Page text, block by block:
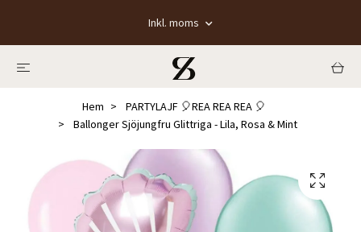
Inkl. moms
Hem
PARTYLAJF 🎈REA REA REA 🎈
Ballonger Sjöjungfru Glittriga - Lila, Rosa & Mint